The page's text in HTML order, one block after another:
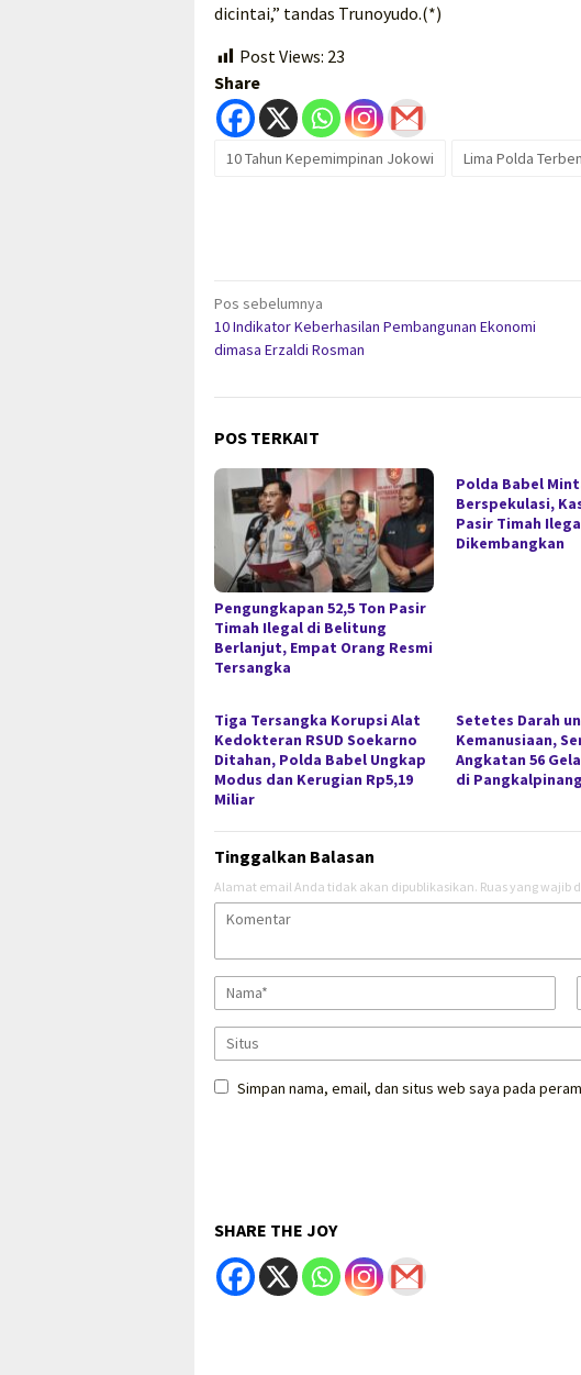
dicintai,” tandas Trunoyudo.(*)
Post Views: 23
Share
10 Tahun Kepemimpinan Jokowi Lima Polda
Navigasi
pos
Pos sebelumnya
10 Indikator Keberhasilan Pembangunan Ekonomi
dimasa Erzaldi Rosman
POS TERKAIT
Pengungkapan 52,5 Ton Pasir
Timah Ilegal di Belitung
Berlanjut, Empat Orang Resmi
Tersangka
Polda Babel
Berspekulasi,
Pasir Timah
Dikembangkan
Tiga Tersangka Korupsi Alat
Kedokteran RSUD Soekarno
Ditahan, Polda Babel Ungkap
Modus dan Kerugian Rp5,19
Miliar
Setetes Darah
Kemanusiaan,
Angkatan 56
di Pangkalpinang
Tinggalkan Balasan
Alamat email Anda tidak akan dipublikasikan. Ruas yang wajib
Simpan nama, email, dan situs web saya pada
SHARE THE JOY